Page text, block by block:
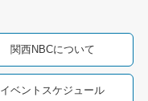
関西NBCについて
イベントスケジュール